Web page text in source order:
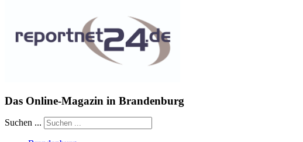
Das Online-Magazin in Brandenburg
Suchen ...